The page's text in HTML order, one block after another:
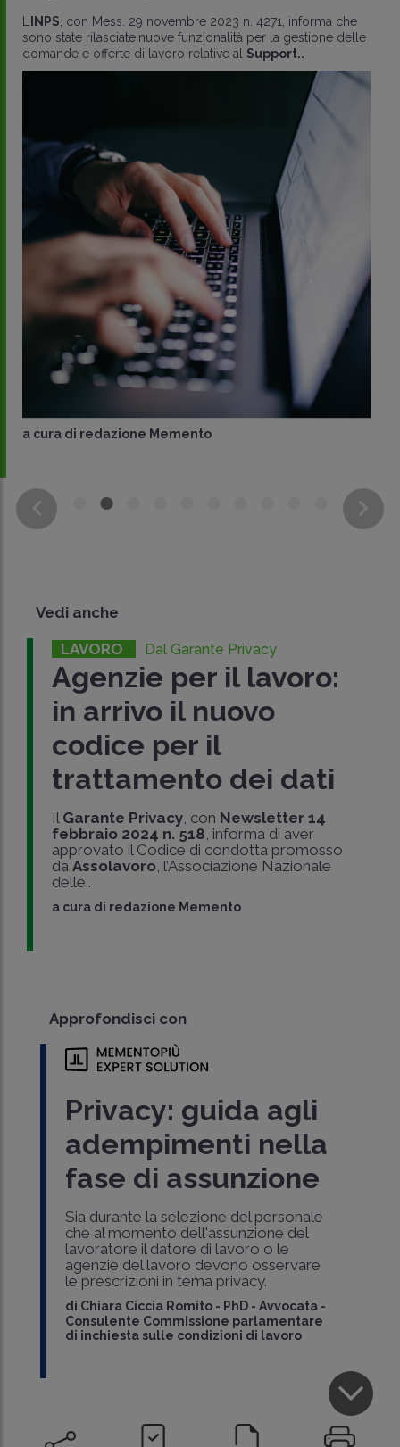
L’ INPS , con Mess. 29 novembre 2023 n. 4271, informa che
sono state rilasciate nuove funzionalità per la gestione delle
domande e offerte di lavoro relative al Support..
a cura di redazione Memento
Vedi anche
LAVORO Dal Garante Privacy
Agenzie per il lavoro:
in arrivo il nuovo
codice per il
trattamento dei dati
Il Garante Privacy , con Newsletter 14
febbraio 2024 n. 518 , informa di aver
approvato il Codice di condotta promosso
daAssolavoro , l’Associazione Nazionale
delle..
a cura di redazione Memento
Approfondisci con
Privacy: guida agli
adempimenti nella
fase di assunzione
Sia durante la selezione del personale
che al momento dell'assunzione del
lavoratore il datore di lavoro o le
agenzie del lavoro devono osservare
le prescrizioni in tema privacy.
di Chiara Ciccia Romito - PhD - Avvocata -
Consulente Commissione parlamentare
di inchiesta sulle condizioni di lavoro